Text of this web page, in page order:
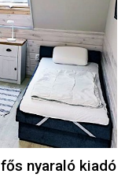
nyaraló kiadó